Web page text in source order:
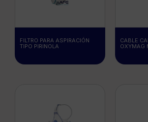
FILTRO PARA ASPIRACIÓN
TIPO PIRINOLA
CABLE
OXYMAG